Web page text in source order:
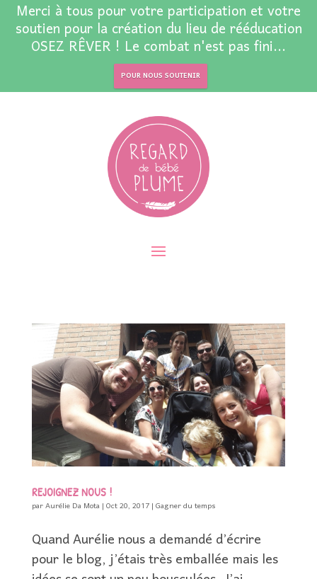
Merci à tous pour votre participation et votre
soutien pour la création du lieu de rééducation
OSEZ RÊVER ! Le combat n'est pas fini...
POUR NOUS SOUTENIR
REJOIGNEZ NOUS !
parAurélie Da Mota|Oct 20, 2017|Gagner du temps
Quand Aurélie nous a demandé d’écrire
pour le blog, j’étais très emballée mais les